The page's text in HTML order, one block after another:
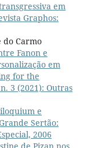
em
Graphos:
do Carmo
Fanon e
em
for the
3 (2021): Outras
e
Sertão:
2006